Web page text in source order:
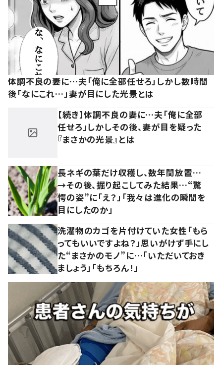
体調不良の妻に…夫「俺に全部任せろ」しかし数時間
後「なにこれ…」妻が目にした光景とは
【続き】体調不良の妻に…夫「俺に全部
任せろ」しかしその後、妻が目を疑った
『まさかの光景』とは
長ネギの葉だけ収穫し、数年間放置…
→その後、掘り起こしてみた結果…“驚
愕の姿”に「え？」「我々は進化の瞬間を
目にしたのか」
洗濯物のカゴを片付けていた女性「もら
ってもいいですよね？」思いがけず手にし
た“まさかのモノ”に…「いただいておき
ましょう」「もちろん！」